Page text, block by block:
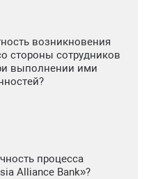
возникновения
стороны сотрудников
выполнении ими
процесса
Alliance Bank»?